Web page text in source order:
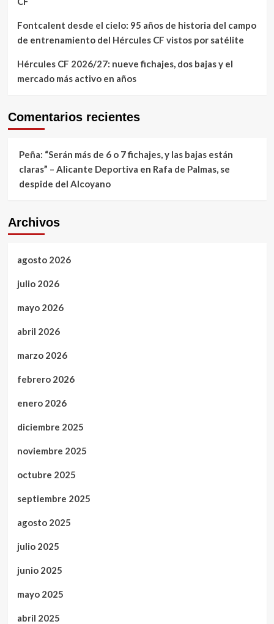
Fontcalent desde el cielo: 95 años de historia del campo
de entrenamiento del Hércules CF vistos por satélite
Hércules CF 2026/27: nueve fichajes, dos bajas y el
mercado más activo en años
Comentarios recientes
Peña: “Serán más de 6 o 7 fichajes, y las bajas están
claras” – Alicante Deportiva en Rafa de Palmas, se
despide del Alcoyano
Archivos
agosto 2026
julio 2026
mayo 2026
abril 2026
marzo 2026
febrero 2026
enero 2026
diciembre 2025
noviembre 2025
octubre 2025
septiembre 2025
agosto 2025
julio 2025
junio 2025
mayo 2025
abril 2025